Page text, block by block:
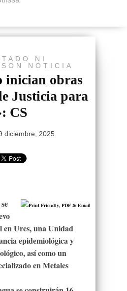
NI
SON NOTICIA
inician obras
Justicia para
CS
diciembre, 2025
en Ures, una Unidad
epidemiológica y
así como un
en Metales